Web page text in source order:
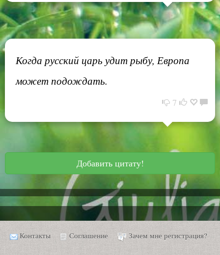
Когда русский царь удит рыбу, Европа
может подождать.
7
Добавить цитату!
Контакты Соглашение Зачем мне регистрация?